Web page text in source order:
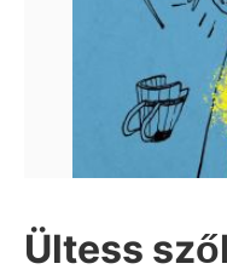
Ültess